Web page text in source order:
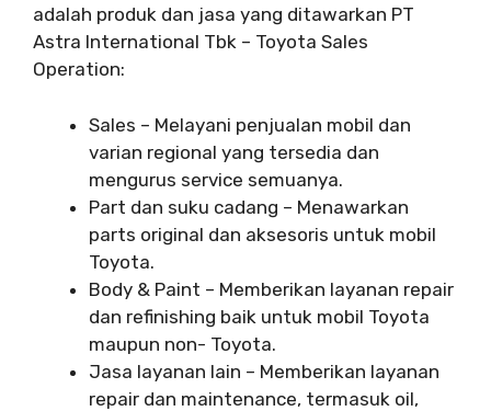
adalah produk dan jasa yang ditawarkan PT
Astra International Tbk – Toyota Sales
Operation:
Sales – Melayani penjualan mobil dan
varian regional yang tersedia dan
mengurus service semuanya.
Part dan suku cadang – Menawarkan
parts original dan aksesoris untuk mobil
Toyota.
Body & Paint – Memberikan layanan repair
dan refinishing baik untuk mobil Toyota
maupun non- Toyota.
Jasa layanan lain – Memberikan layanan
repair dan maintenance, termasuk oil,